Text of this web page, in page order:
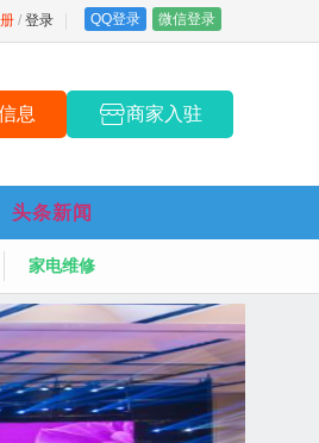
/ 登录 QQ登录 微信登录
息 商家入驻
头条新闻
家电维修